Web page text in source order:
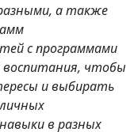
а также
с программами
воспитания, чтобы
и выбирать
в разных